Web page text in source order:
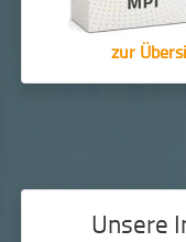
zur
Unsere